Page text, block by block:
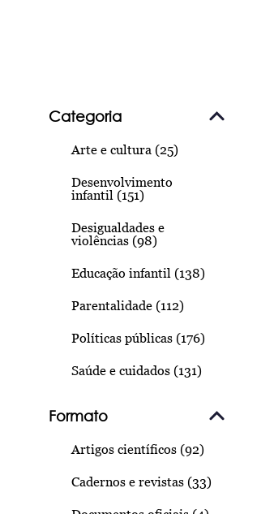
Categoria
Arte e cultura (25)
Desenvolvimento
infantil (151)
Desigualdades e
violências (98)
Educação infantil (138)
Parentalidade (112)
Políticas públicas (176)
Saúde e cuidados (131)
Formato
Artigos científicos (92)
Cadernos e revistas (33)